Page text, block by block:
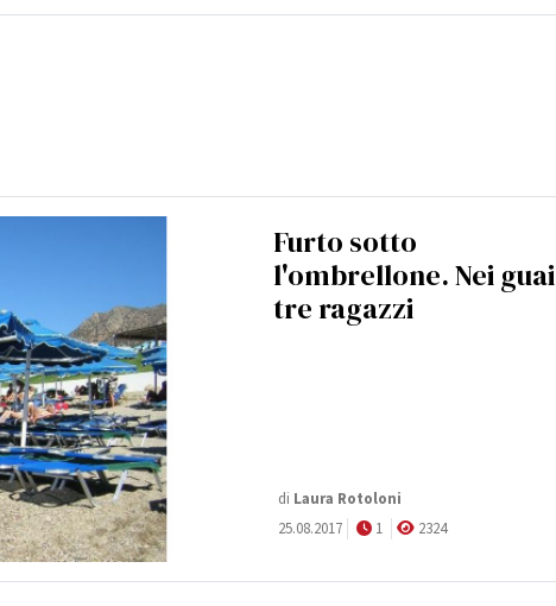
Furto sotto
l'ombrellone. Nei guai
tre ragazzi
di Laura Rotoloni
25.08.2017
1 2324